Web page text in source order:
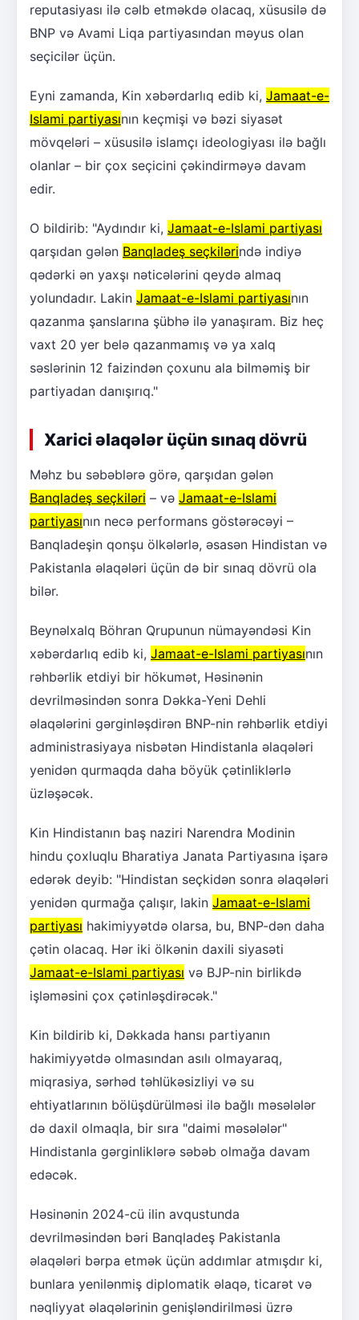
reputasiyası ilə cəlb etməkdə olacaq, xüsusilə də
BNP və Avami Liqa partiyasından məyus olan
seçicilər üçün.
Eyni zamanda, Kin xəbərdarlıq edib ki, Jamaat-e-
Islami partiyasının keçmişi və bəzi siyasət
mövqeləri – xüsusilə islamçı ideologiyası ilə bağlı
olanlar – bir çox seçicini çəkindirməyə davam
edir.
O bildirib: "Aydındır ki, Jamaat-e-Islami partiyası
qarşıdan gələn Banqladeş seçkilərində indiyə
qədərki ən yaxşı nəticələrini qeydə almaq
yolundadır. Lakin Jamaat-e-Islami partiyasının
qazanma şanslarına şübhə ilə yanaşıram. Biz heç
vaxt 20 yer belə qazanmamış və ya xalq
səslərinin 12 faizindən çoxunu ala bilməmiş bir
partiyadan danışırıq."
Xarici əlaqələr üçün sınaq dövrü
Məhz bu səbəblərə görə, qarşıdan gələn
Banqladeş seçkiləri – və Jamaat-e-Islami
partiyasının necə performans göstərəcəyi –
Banqladeşin qonşu ölkələrlə, əsasən Hindistan və
Pakistanla əlaqələri üçün də bir sınaq dövrü ola
bilər.
Beynəlxalq Böhran Qrupunun nümayəndəsi Kin
xəbərdarlıq edib ki, Jamaat-e-Islami partiyasının
rəhbərlik etdiyi bir hökumət, Həsinənin
devrilməsindən sonra Dəkka-Yeni Dehli
əlaqələrini gərginləşdirən BNP-nin rəhbərlik etdiyi
administrasiyaya nisbətən Hindistanla əlaqələri
yenidən qurmaqda daha böyük çətinliklərlə
üzləşəcək.
Kin Hindistanın baş naziri Narendra Modinin
hindu çoxluqlu Bharatiya Janata Partiyasına işarə
edərək deyib: "Hindistan seçkidən sonra əlaqələri
yenidən qurmağa çalışır, lakin Jamaat-e-Islami
partiyası hakimiyyətdə olarsa, bu, BNP-dən daha
çətin olacaq. Hər iki ölkənin daxili siyasəti
Jamaat-e-Islami partiyası və BJP-nin birlikdə
işləməsini çox çətinləşdirəcək."
Kin bildirib ki, Dəkkada hansı partiyanın
hakimiyyətdə olmasından asılı olmayaraq,
miqrasiya, sərhəd təhlükəsizliyi və su
ehtiyatlarının bölüşdürülməsi ilə bağlı məsələlər
də daxil olmaqla, bir sıra "daimi məsələlər"
Hindistanla gərginliklərə səbəb olmağa davam
edəcək.
Həsinənin 2024-cü ilin avqustunda
devrilməsindən bəri Banqladeş Pakistanla
əlaqələri bərpa etmək üçün addımlar atmışdır ki,
bunlara yenilənmiş diplomatik əlaqə, ticarət və
nəqliyyat əlaqələrinin genişləndirilməsi üzrə